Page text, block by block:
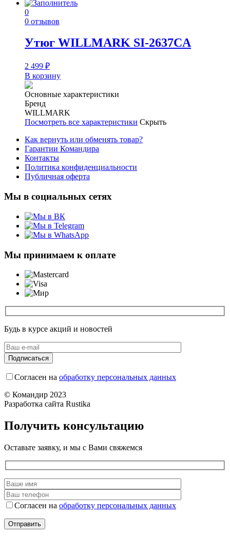
0
0 отзывов
Утюг WILLMARK SI-2637CA
2 499 ₽
В корзину
Основные характеристики
Бренд
WILLMARK
Посмотреть все характеристики Скрыть
Как вернуть или обменять товар?
Гарантии Командира
Контакты
Политика конфиденциальности
Публичная оферта
Мы в социальных сетях
Мы принимаем к оплате
Будь в курсе акций и новостей
Согласен на обработку персональных данных
© Командир 2023
Разработка сайта Rustika
Получить консультацию
Оставьте заявку, и мы с Вами свяжемся
Согласен на обработку персональных данных